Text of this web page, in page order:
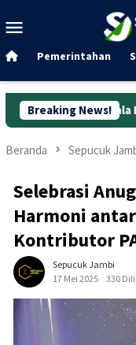
ke
Mobile
Pemerintahan
Breaking News!
BPN Tanjabtim
Beranda Sepucuk
Selebrasi
Harmoni
Kontributor
Sepucuk Jambi
17 Mei 2025
330